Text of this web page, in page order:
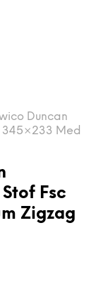
Duncan
345×233 Med
Fsc
Zigzag